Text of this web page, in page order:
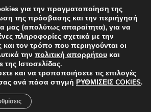
απορρήτουγια την πραγματοποίηση της
της πρόσβασης και την περιήγησή
μας (απολύτως απαραίτητα), για να
πληροφορίες σχετικά με την
και τον τρόπο που περιηγούνται οι
την πολιτική απορρήτου και
της Ιστοσελίδας.
και να τροποποιήσετε τις επιλογές
ανά πάσα στιγμή ΡΥΘΜΙΣΕΙΣ COKIES.